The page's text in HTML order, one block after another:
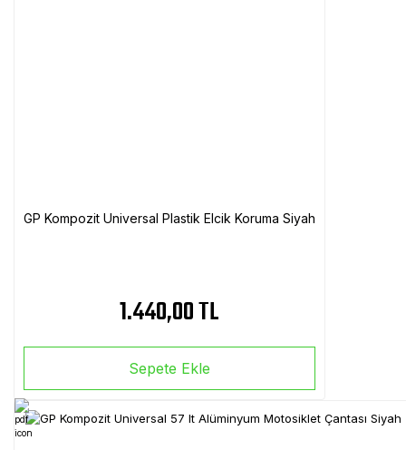
GP Kompozit Universal Plastik Elcik Koruma Siyah
1.440,00 TL
Sepete Ekle